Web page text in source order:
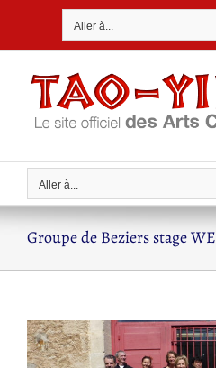
Aller à...
Aller à...
Groupe de Beziers stage WE